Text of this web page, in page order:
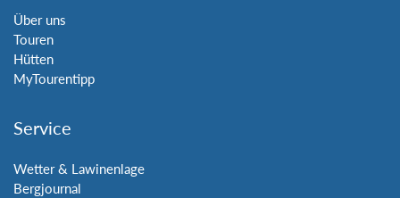
Über uns
Touren
Hütten
MyTourentipp
Service
Wetter & Lawinenlage
Bergjournal